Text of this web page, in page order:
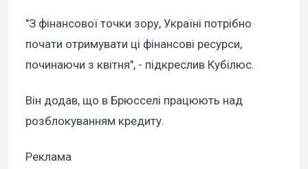
"З фінансової точки зору, Україні потрібно
почати отримувати ці фінансові ресурси,
починаючи з квітня", - підкреслив Кубілюс.
Він додав, що в Брюсселі працюють над
розблокуванням кредиту.
Реклама